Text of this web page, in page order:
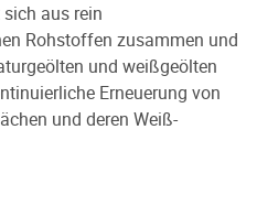
aus rein
Rohstoffen zusammen und
und weißgeölten
Erneuerung von
und deren Weiß-